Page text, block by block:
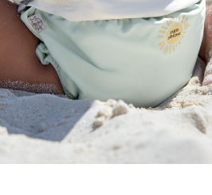
мы просто восхищаемся
- в зарплатах, профессиях и